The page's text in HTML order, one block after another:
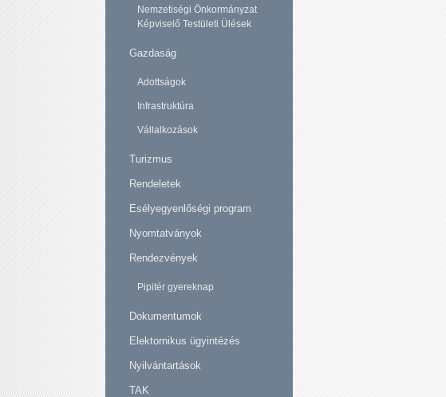
Nemzetiségi Önkormányzat
Képviselő Testületi Ülések
Gazdaság
Adottságok
Infrastruktúra
Vállalkozások
Turizmus
Rendeletek
Esélyegyenlőségi program
Nyomtatványok
Rendezvények
Pipitér gyereknap
Dokumentumok
Elektornikus ügyintézés
Nyilvántartások
TAK